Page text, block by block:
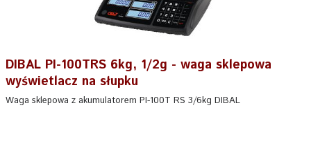
DIBAL PI-100TRS 6kg, 1/2g - waga sklepowa
wyświetlacz na słupku
Waga sklepowa z akumulatorem PI-100T RS 3/6kg DIBAL